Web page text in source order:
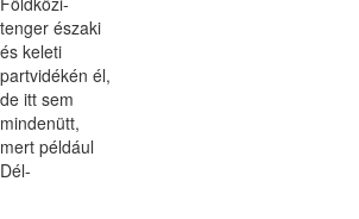
tenger északi
és keleti
partvidékén él,
de itt sem
mindenütt,
mert például
Dél-